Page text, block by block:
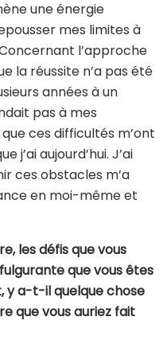
une énergie
mes limites à
l’approche
la réussite n’a pas été
années à un
pas à mes
ces difficultés m’ont
j’ai aujourd’hui. J’ai
ces obstacles m’a
en moi-même et
les défis que vous
que vous êtes
y a-t-il quelque chose
que vous auriez fait